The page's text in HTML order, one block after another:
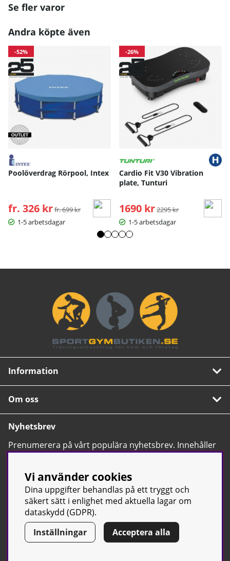
Se fler varor
Andra köpte även
-52%
Poolöverdrag Rörpool, Intex
fr. 326 kr Ordinarie pris:
fr. 699 kr
1-5 arbetsdagar
-26%
Cardio Fit V30 Vibration
plate, Tunturi
1690 kr Ordinarie pris:
2295 kr
1-5 arbetsdagar
Information
Om oss
Nyhetsbrev
Prenumerera på vårt populära nyhetsbrev. Innehåller
tips, nyheter och våra allra bästa erbjudanden.
© Sport & Gym Butiken JTC AB | Kontakta oss| All rights reserved
| Org.nr: 556668-7058 | Tel: 0500-42 87 00
Vi använder cookies
Dina uppgifter behandlas på ett tryggt och
säkert sätt i enlighet med aktuella lagar om
dataskydd (GDPR).
Inställningar
Acceptera alla